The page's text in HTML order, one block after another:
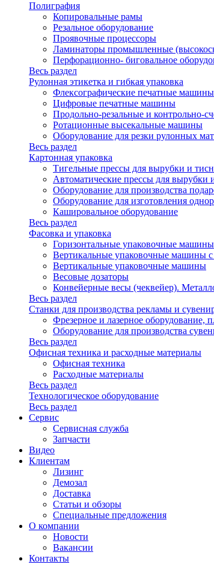
Полиграфия
Копировальные рамы
Резальное оборудование
Проявочные процессоры
Ламинаторы промышленные
Перфорационно- биговальное
Весь раздел
Рулонная этикетка и гибкая упаковка
Флексографические печатные машины
Цифровые печатные машины
Продольно-резальные и контрольно-
Ротационные высекальные машины
Оборудование для резки рулонных
Весь раздел
Картонная упаковка
Тигельные прессы для вырубки и
Автоматические прессы для вырубки
Оборудование для производства
Оборудование для изготовления
Кашировальное оборудование
Весь раздел
Фасовка и упаковка
Горизонтальные упаковочные машины
Вертикальные упаковочные машины с
Вертикальные упаковочные машины
Весовые дозаторы
Конвейерные весы (чеквейер).
Весь раздел
Станки для производства рекламы и
Фрезерное и лазерное оборудование,
Оборудование для производства
Весь раздел
Офисная техника и расходные материалы
Офисная техника
Расходные материалы
Весь раздел
Технологическое оборудование
Весь раздел
Сервис
Сервисная служба
Запчасти
Видео
Клиентам
Лизинг
Демозал
Доставка
Статьи и обзоры
Специальные предложения
О компании
Новости
Вакансии
Контакты